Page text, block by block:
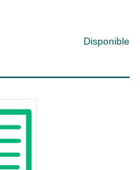
Disponible